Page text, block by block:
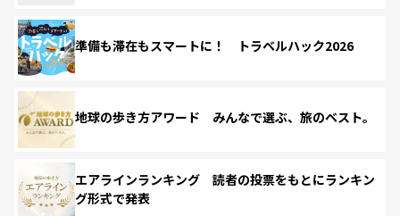
準備も滞在もスマートに！ トラベルハック2026
地球の歩き方アワード みんなで選ぶ、旅のベスト。
エアラインランキング 読者の投票をもとにランキン
グ形式で発表